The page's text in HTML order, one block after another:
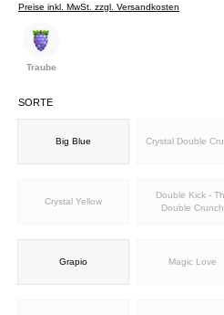
Preise inkl. MwSt. zzgl. Versandkosten
Traube
SORTE
Big Blue Crystal Double
Crystal Yellow
Double Kick -
Double Crunch
Grapio Magic Love